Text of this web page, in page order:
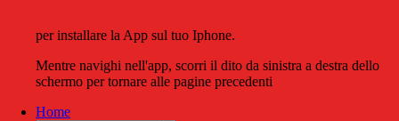
per installare la App sul tuo Iphone.
Mentre navighi nell'app, scorri il dito da sinistra a destra dello
schermo per tornare alle pagine precedenti
Home